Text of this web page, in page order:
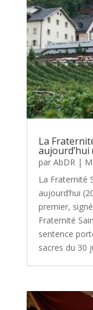
La
aujourd’hui
par AbDR|
La Fraternité
aujourd’hui
premier,
Fraternité
sentence
sacres du 30